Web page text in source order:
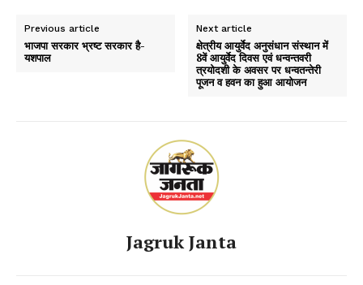
Previous article
भाजपा सरकार भ्रष्ट सरकार है-
यशपाल
Next article
क्षेत्रीय आयुर्वेद अनुसंधान संस्थान में
8वें आयुर्वेद दिवस एवं धन्वन्तवरी
त्रयोदशी के अवसर पर धन्वतन्तेरी
पूजन व हवन का हुआ आयोजन
Jagruk Janta